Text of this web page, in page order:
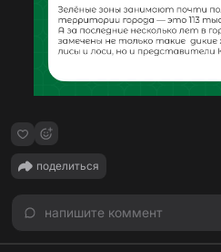
поделиться
напишите коммент